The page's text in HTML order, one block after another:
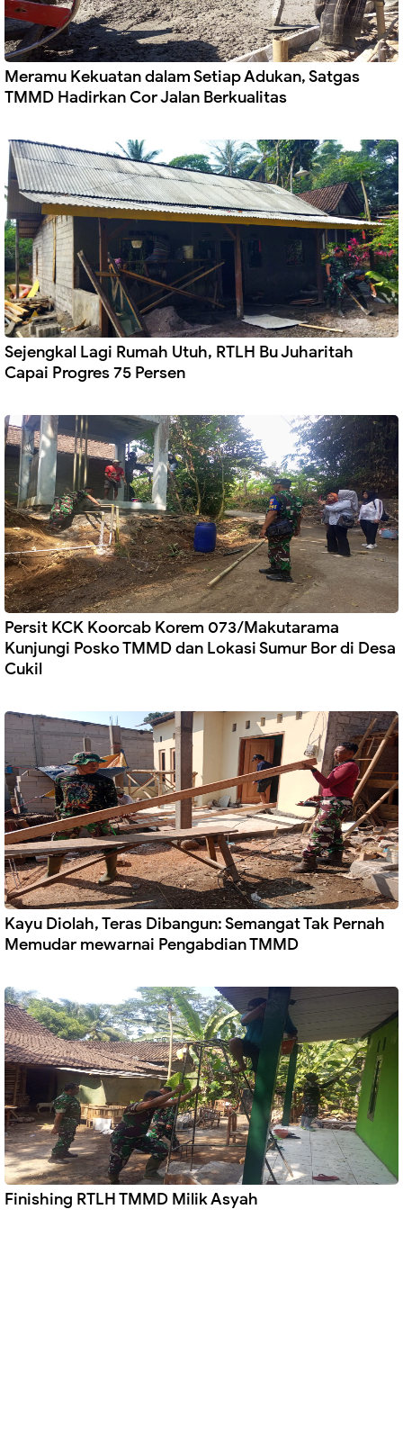
Meramu Kekuatan dalam Setiap Adukan, Satgas
TMMD Hadirkan Cor Jalan Berkualitas
Sejengkal Lagi Rumah Utuh, RTLH Bu Juharitah
Capai Progres 75 Persen
Persit KCK Koorcab Korem 073/Makutarama
Kunjungi Posko TMMD dan Lokasi Sumur Bor di Desa
Cukil
Kayu Diolah, Teras Dibangun: Semangat Tak Pernah
Memudar mewarnai Pengabdian TMMD
Finishing RTLH TMMD Milik Asyah